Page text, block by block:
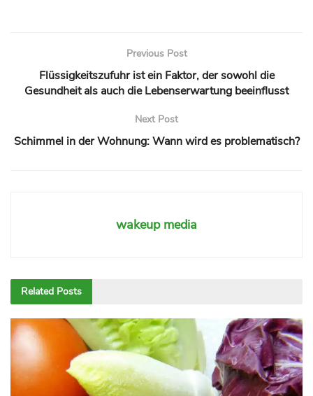
Previous Post
Flüssigkeitszufuhr ist ein Faktor, der sowohl die
Gesundheit als auch die Lebenserwartung beeinflusst
Next Post
Schimmel in der Wohnung: Wann wird es problematisch?
wakeup media
Related Posts